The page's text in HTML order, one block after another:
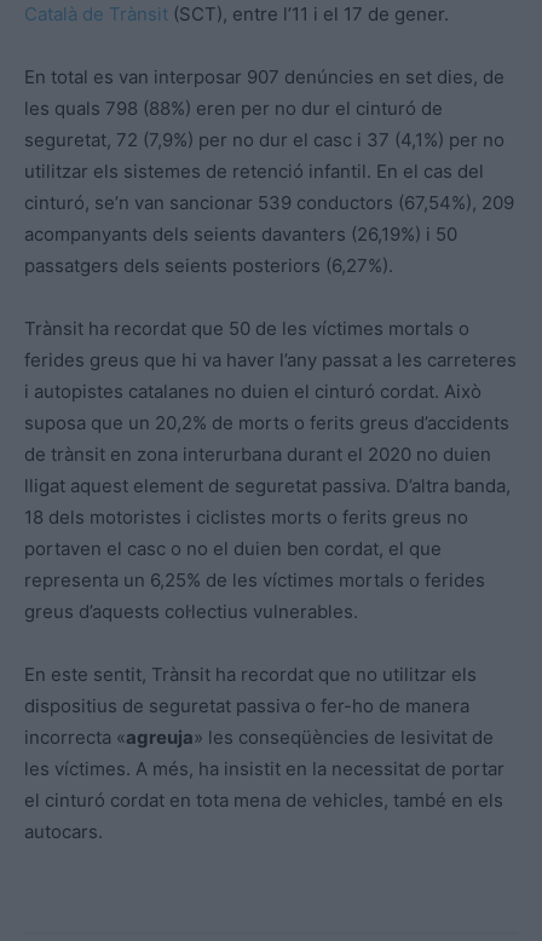
Català de Trànsit (SCT), entre l’11 i el 17 de gener.
En total es van interposar 907 denúncies en set dies, de
les quals 798 (88%) eren per no dur el cinturó de
seguretat, 72 (7,9%) per no dur el casc i 37 (4,1%) per no
utilitzar els sistemes de retenció infantil. En el cas del
cinturó, se’n van sancionar 539 conductors (67,54%), 209
acompanyants dels seients davanters (26,19%) i 50
passatgers dels seients posteriors (6,27%).
Trànsit ha recordat que 50 de les víctimes mortals o
ferides greus que hi va haver l’any passat a les carreteres
i autopistes catalanes no duien el cinturó cordat. Això
suposa que un 20,2% de morts o ferits greus d’accidents
de trànsit en zona interurbana durant el 2020 no duien
lligat aquest element de seguretat passiva. D’altra banda,
18 dels motoristes i ciclistes morts o ferits greus no
portaven el casc o no el duien ben cordat, el que
representa un 6,25% de les víctimes mortals o ferides
greus d’aquests col·lectius vulnerables.
En este sentit, Trànsit ha recordat que no utilitzar els
dispositius de seguretat passiva o fer-ho de manera
incorrecta «agreuja» les conseqüències de lesivitat de
les víctimes. A més, ha insistit en la necessitat de portar
el cinturó cordat en tota mena de vehicles, també en els
autocars.